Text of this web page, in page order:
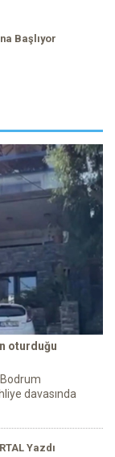
Başlıyor
oturduğu
davasında
Yazdı